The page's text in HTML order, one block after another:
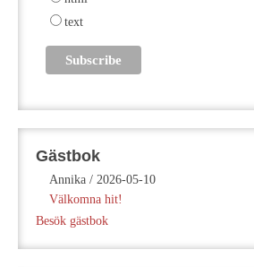
text
Gästbok
Annika / 2026-05-10
Välkomna hit!
Besök gästbok